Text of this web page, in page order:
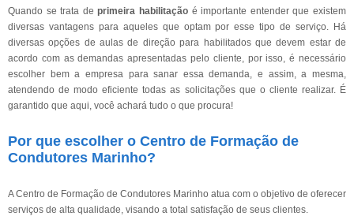
Quando se trata deprimeira habilitação é importante entender que existem
diversas vantagens para aqueles que optam por esse tipo de serviço. Há
diversas opções de aulas de direção para habilitados que devem estar de
acordo com as demandas apresentadas pelo cliente, por isso, é necessário
escolher bem a empresa para sanar essa demanda, e assim, a mesma,
atendendo de modo eficiente todas as solicitações que o cliente realizar. É
garantido que aqui, você achará tudo o que procura!
Por que escolher o Centro de Formação de
Condutores Marinho?
A Centro de Formação de Condutores Marinho atua com o objetivo de oferecer
serviços de alta qualidade, visando a total satisfação de seus clientes.